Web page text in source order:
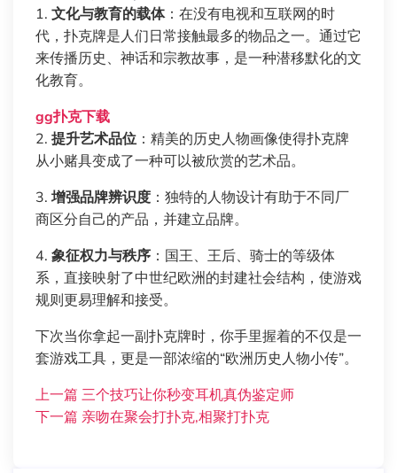
1. 文化与教育的载体：在没有电视和互联网的时
代，扑克牌是人们日常接触最多的物品之一。通过它
来传播历史、神话和宗教故事，是一种潜移默化的文
化教育。
gg扑克下载
2. 提升艺术品位 ：精美的历史人物画像使得扑克牌
从小赌具变成了一种可以被欣赏的艺术品。
3. 增强品牌辨识度 ：独特的人物设计有助于不同厂
商区分自己的产品，并建立品牌。
4. 象征权力与秩序 ：国王、王后、骑士的等级体
系，直接映射了中世纪欧洲的封建社会结构，使游戏
规则更易理解和接受。
下次当你拿起一副扑克牌时，你手里握着的不仅是一
套游戏工具，更是一部浓缩的“欧洲历史人物小传”。
上一篇 三个技巧让你秒变耳机真伪鉴定师
下一篇 亲吻在聚会打扑克,相聚打扑克